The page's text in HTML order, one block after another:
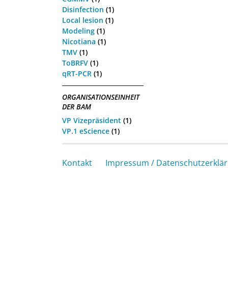
Disinfection (1)
Local lesion (1)
Modeling (1)
Nicotiana (1)
TMV (1)
ToBRFV (1)
qRT-PCR (1)
ORGANISATIONSEINHEIT
DER BAM
VP Vizepräsident (1)
VP.1 eScience (1)
Kontakt Impressum /